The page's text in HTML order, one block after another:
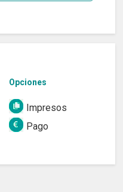
Opciones
Impresos
Pago